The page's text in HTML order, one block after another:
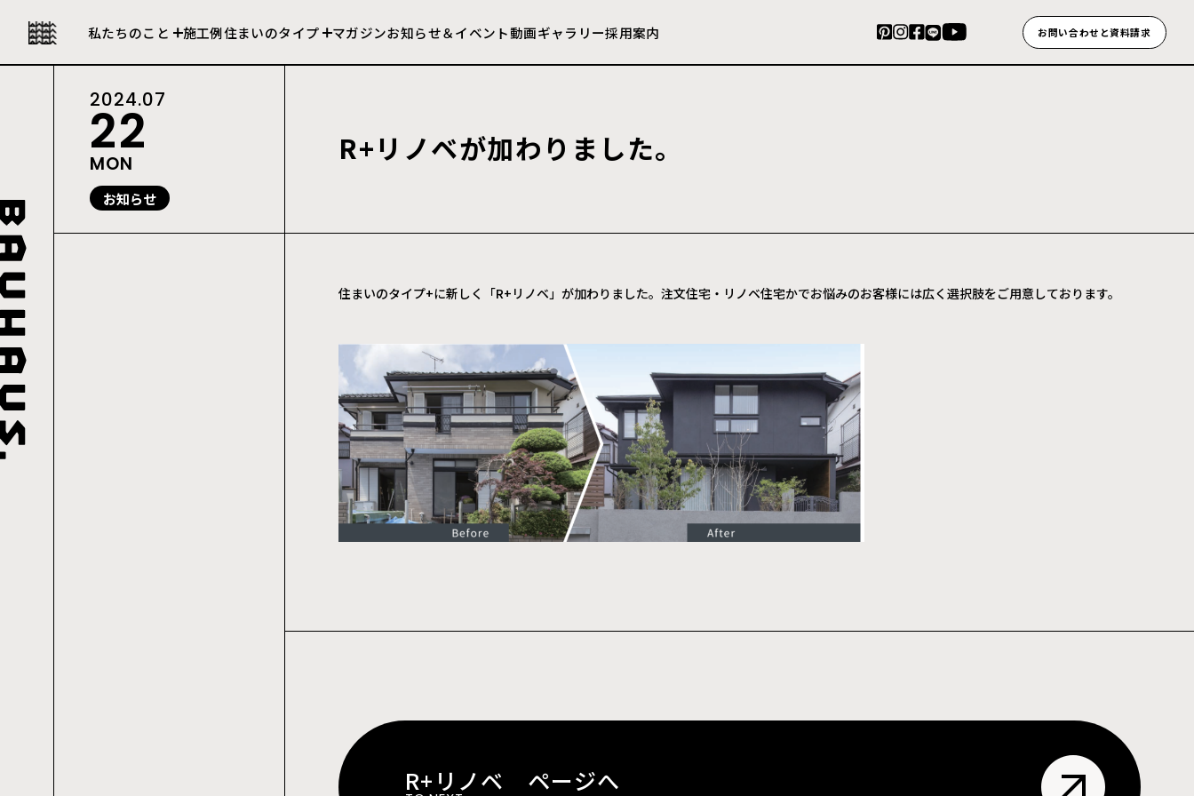
私たちのこと
会社について
施工例住まいのタイプ
建売住宅
マガジンお知らせ＆イベント動画ギャラリー採用案内 お問い合わせと資料請求
2024.07
22
MON
お知らせ
R+リ ノベが加わ り ま した。
住まいのタイプ+に新しく「R+リノベ」が加わりました。注文住宅・リノベ住宅かでお悩みのお客様には広く選択肢をご用意しております。
R+リノベ ページへ